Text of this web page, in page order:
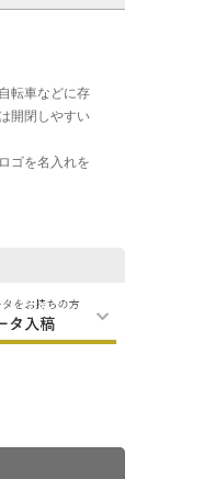
転車などに存
開閉しやすい
ゴを名入れを